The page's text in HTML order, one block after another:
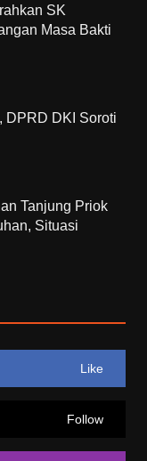
SK
Masa Bakti
DPRD DKI Soroti
Tanjung Priok
Situasi
Like
Follow